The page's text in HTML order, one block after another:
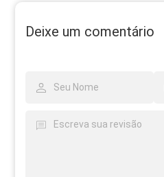
Deixe um comentário